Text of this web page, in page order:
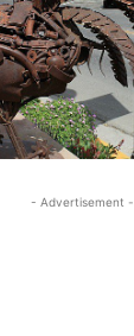
- Advertisement -